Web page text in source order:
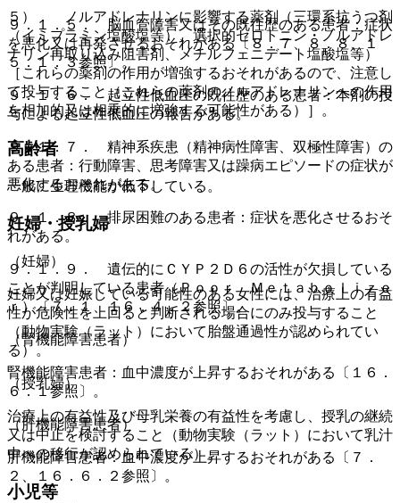
５）． ノルアドレナリンに影響する薬剤（三環系抗うつ剤
（イミプラミン塩酸塩等）、選択的セロトニン・ノルアドレ
ナリン再取り込み阻害剤、メチルフェニデート塩酸塩等）
［これらの薬剤の作用が増強するおそれがあるので、注意し
て投与すること（これらの薬剤のノルアドレナリンへの作用
を相加的又は相乗的に増強する可能性がある）］。
高齢者
一般に生理機能が低下している。
妊婦・授乳婦
（妊婦）
妊婦又は妊娠している可能性のある女性には、治療上の有益
性が危険性を上回ると判断される場合にのみ投与すること
（動物実験（ラット）において胎盤通過性が認められてい
る）。
（授乳婦）
治療上の有益性及び母乳栄養の有益性を考慮し、授乳の継続
又は中止を検討すること（動物実験（ラット）において乳汁
中への移行が認められている）。
小児等
９．１．５． 脳血管障害又はその既往歴のある患者：症状
を悪化又は再発させるおそれがある〔８．７、８．８、１
５．１．３参照〕。
９．１．６． 起立性低血圧の既往歴のある患者：本剤の投
与による起立性低血圧の報告がある。
９．１．７． 精神系疾患（精神病性障害、双極性障害）の
ある患者：行動障害、思考障害又は躁病エピソードの症状が
悪化するおそれがある。
９．１．８． 排尿困難のある患者：症状を悪化させるおそ
れがある。
９．１．９． 遺伝的にＣＹＰ２Ｄ６の活性が欠損している
ことが判明している患者（Ｐｏｏｒ Ｍｅｔａｂｏｌｉｚｅ
ｒ）〔７．１、１６．４．２参照〕。
（腎機能障害患者）
腎機能障害患者：血中濃度が上昇するおそれがある〔１６．
６．１参照〕。
（肝機能障害患者）
肝機能障害患者：血中濃度が上昇するおそれがある〔７．
２、１６．６．２参照〕。